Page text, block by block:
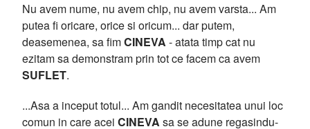
Nu avem nume, nu avem chip, nu avem varsta... Am
putea fi oricare, orice si oricum... dar putem,
deasemenea, sa fimCINEVA - atata timp cat nu
ezitam sa demonstram prin tot ce facem ca avem
SUFLET.
...Asa a inceput totul... Am gandit necesitatea unui loc
comun in care acei CINEVA sa se adune regasindu-